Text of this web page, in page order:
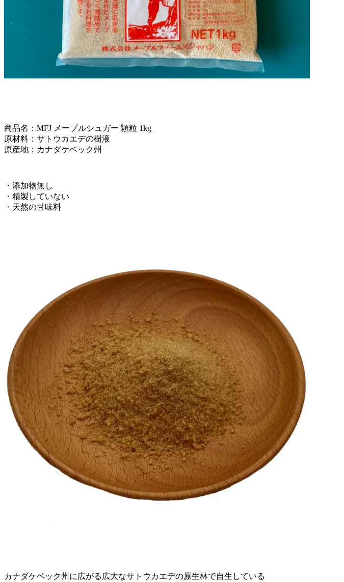
商品名：MFJ メープルシュガー 顆粒 1kg
原材料：サトウカエデの樹液
原産地：カナダケベック州
・添加物無し
・精製していない
・天然の甘味料
カナダケベック州に広がる広大なサトウカエデの原生林で自生している